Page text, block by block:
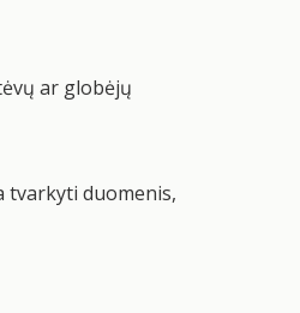
ar globėjų
tvarkyti duomenis,